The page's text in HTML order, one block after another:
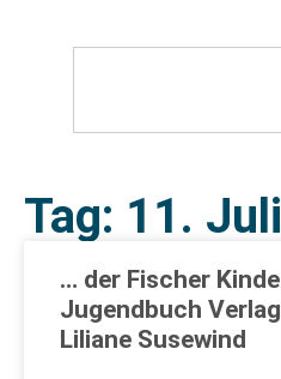
Tag: 11.
… der Fischer
Jugendbuch
Liliane Susewind